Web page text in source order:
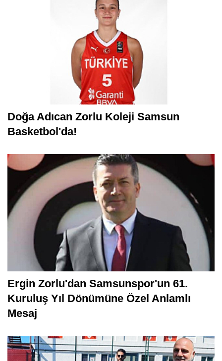
Doğa Adıcan Zorlu Koleji Samsun
Basketbol'da!
Ergin Zorlu'dan Samsunspor'un 61.
Kuruluş Yıl Dönümüne Özel Anlamlı
Mesaj